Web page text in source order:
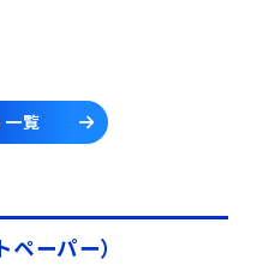
一覧
ペーパー）